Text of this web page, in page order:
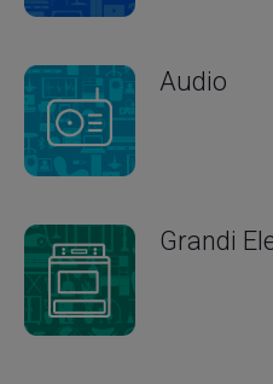
Audio
Grandi